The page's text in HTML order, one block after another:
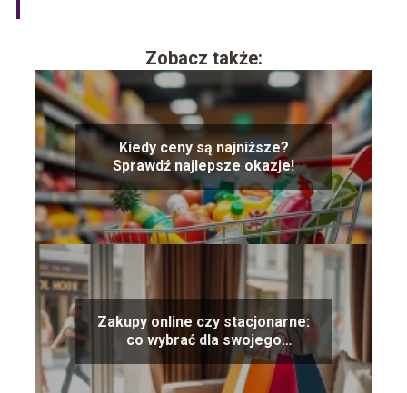
Zobacz także:
Kiedy ceny są najniższe?
Sprawdź najlepsze okazje!
Zakupy online czy stacjonarne:
co wybrać dla swojego
komfortu?